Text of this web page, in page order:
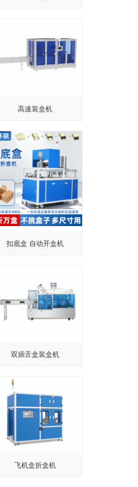
高速装盒机
扣底盒 自动开盒机
双插舌盒装盒机
飞机盒折盒机